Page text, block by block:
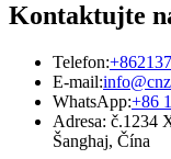
Kontaktujte
Telefon:
E-mail:
WhatsApp:+86
Adresa: č.1234
Šanghaj, Čína